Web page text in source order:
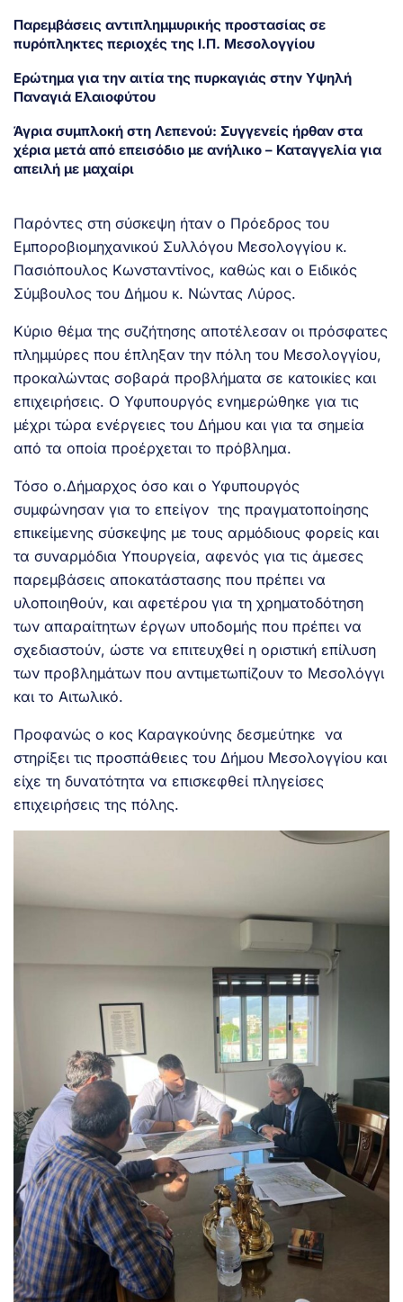
Παρεμβάσεις αντιπλημμυρικής προστασίας σε
πυρόπληκτες περιοχές της Ι.Π. Μεσολογγίου
Ερώτημα για την αιτία της πυρκαγιάς στην Υψηλή
Παναγιά Ελαιοφύτου
Άγρια συμπλοκή στη Λεπενού: Συγγενείς ήρθαν στα
χέρια μετά από επεισόδιο με ανήλικο – Καταγγελία για
απειλή με μαχαίρι
Παρόντες στη σύσκεψη ήταν ο Πρόεδρος του
Εμποροβιομηχανικού Συλλόγου Μεσολογγίου κ.
Πασιόπουλος Κωνσταντίνος, καθώς και ο Ειδικός
Σύμβουλος του Δήμου κ. Νώντας Λύρος.
Κύριο θέμα της συζήτησης αποτέλεσαν οι πρόσφατες
πλημμύρες που έπληξαν την πόλη του Μεσολογγίου,
προκαλώντας σοβαρά προβλήματα σε κατοικίες και
επιχειρήσεις. Ο Υφυπουργός ενημερώθηκε για τις
μέχρι τώρα ενέργειες του Δήμου και για τα σημεία
από τα οποία προέρχεται το πρόβλημα.
Τόσο ο.Δήμαρχος όσο και ο Υφυπουργός
συμφώνησαν για το επείγον της πραγματοποίησης
επικείμενης σύσκεψης με τους αρμόδιους φορείς και
τα συναρμόδια Υπουργεία, αφενός για τις άμεσες
παρεμβάσεις αποκατάστασης που πρέπει να
υλοποιηθούν, και αφετέρου για τη χρηματοδότηση
των απαραίτητων έργων υποδομής που πρέπει να
σχεδιαστούν, ώστε να επιτευχθεί η οριστική επίλυση
των προβλημάτων που αντιμετωπίζουν το Μεσολόγγι
και το Αιτωλικό.
Προφανώς ο κος Καραγκούνης δεσμεύτηκε να
στηρίξει τις προσπάθειες του Δήμου Μεσολογγίου και
είχε τη δυνατότητα να επισκεφθεί πληγείσες
επιχειρήσεις της πόλης.